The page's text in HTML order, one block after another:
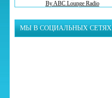
By ABC Lounge Radio
МЫ В СОЦИАЛЬНЫХ СЕТЯХ